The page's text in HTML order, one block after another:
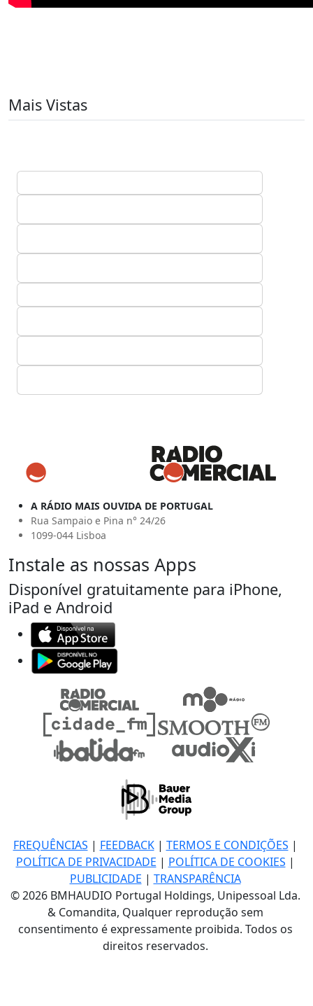
Mais Vistas
A RÁDIO MAIS OUVIDA DE PORTUGAL
Rua Sampaio e Pina n° 24/26
1099-044 Lisboa
Instale as nossas Apps
Disponível gratuitamente para iPhone,
iPad e Android
FREQUÊNCIAS | FEEDBACK| TERMOS E CONDIÇÕES |
POLÍTICA DE PRIVACIDADE | POLÍTICA DE COOKIES |
PUBLICIDADE | TRANSPARÊNCIA
© 2026 BMHAUDIO Portugal Holdings, Unipessoal Lda.
& Comandita, Qualquer reprodução sem
consentimento é expressamente proibida. Todos os
direitos reservados.